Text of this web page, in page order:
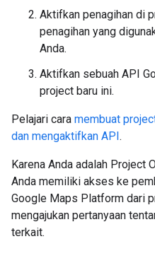
Aktifkan penagihan di
penagihan yang
Anda.
Aktifkan sebuah API
project baru ini.
Pelajari cara membuat
dan mengaktifkan API.
Karena Anda adalah Project
Anda memiliki akses ke
Google Maps Platform dari
mengajukan pertanyaan
terkait.